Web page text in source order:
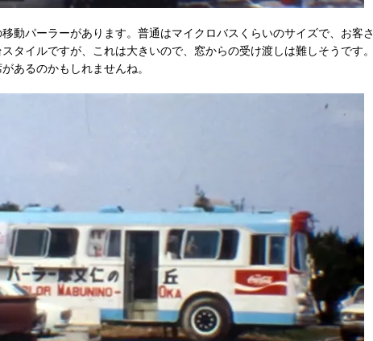
動パーラーがあります。普通はマイクロバスくらいのサイズで、お客さ
タイルですが、これは大きいので、窓からの受け渡しは難しそうです。
あるのかもしれませんね。